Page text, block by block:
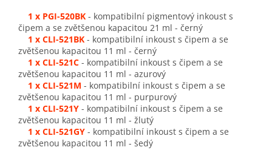
1 x PGI-520BK - kompatibilní pigmentový inkoust s
čipem a se zvětšenou kapacitou 21 ml - černý
1 x CLI-521BK - kompatibilní inkoust s čipem a se
zvětšenou kapacitou 11 ml - černý
1 x CLI-521C - kompatibilní inkoust s čipem a se
zvětšenou kapacitou 11 ml - azurový
1 x CLI-521M - kompatibilní inkoust s čipem a se
zvětšenou kapacitou 11 ml - purpurový
1 x CLI-521Y - kompatibilní inkoust s čipem a se
zvětšenou kapacitou 11 ml - žlutý
1 x CLI-521GY - kompatibilní inkoust s čipem a se
zvětšenou kapacitou 11 ml - šedý